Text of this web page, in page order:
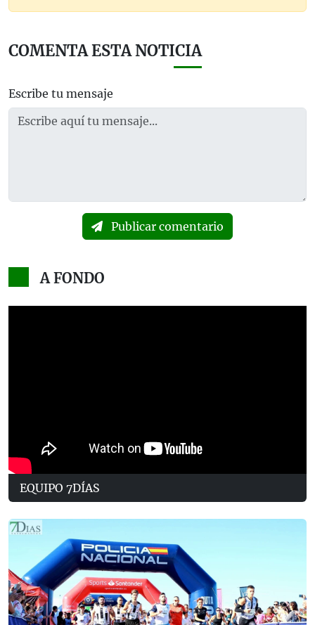
COMENTA ESTA NOTICIA
Escribe tu mensaje
Publicar comentario
A FONDO
EQUIPO 7DÍAS